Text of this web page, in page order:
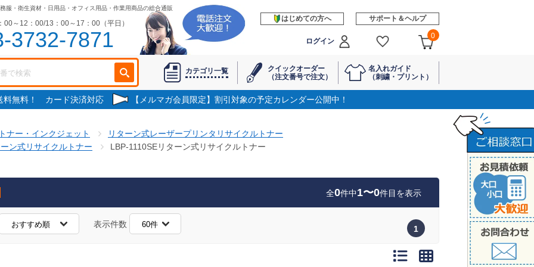
服・衛生資材・日用品・オフィス用品・作業用商品の総合通販
00～12：00/13：00～17：00（平日）
3732-7871
はじめての方へ サポート＆ヘルプ
ログイン
0
カテゴリ一覧
クイックオーダー
（注文番号で注文）
名入れガイド
（刺繍・プリント）
料無料！ カード決済対応 【メルマガ会員限定】割引対象の予定カレンダー公開中！
ナー・インクジェット
リターン式レーザープリンタリサイクルトナー
ン式リサイクルトナー
LBP-1110SEリターン式リサイクルトナー
全0件中1〜0件目を表示
表示件数 1